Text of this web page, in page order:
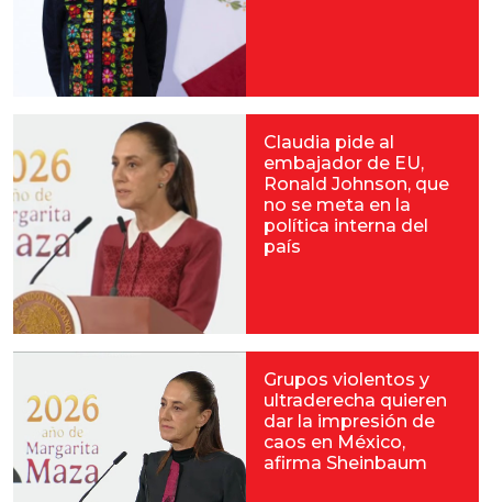
Claudia pide al
embajador de EU,
Ronald Johnson, que
no se meta en la
política interna del
país
Grupos violentos y
ultraderecha quieren
dar la impresión de
caos en México,
afirma Sheinbaum